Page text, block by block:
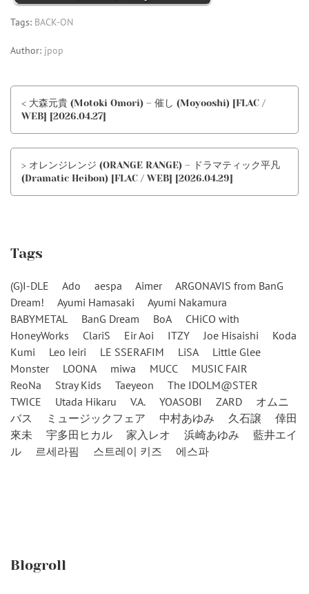
Tags: BACK-ON
Author: jpop
< 大森元貴 (Motoki Omori) – 催し (Moyooshi) [FLAC /
WEB] [2026.04.27]
> オレンジレンジ (ORANGE RANGE) – ドラマティック平凡
(Dramatic Heibon) [FLAC / WEB] [2026.04.29]
Tags
(G)I-DLE Ado aespa Aimer
ARGONAVIS from BanG
Dream!
Ayumi Hamasaki
Ayumi Nakamura
BABYMETAL
BanG Dream BoA
CHiCO with
HoneyWorks
ClariS Eir Aoi ITZY Joe Hisaishi
Koda
Kumi
Leo Ieiri LE SSERAFIM LiSA
Little Glee
Monster
LOONA miwa MUCC
MUSIC FAIR
ReoNa
Stray Kids Taeyeon
The IDOLM@STER
TWICE
Utada Hikaru V.A. YOASOBI ZARD
オムニ
バス
ミュージックフェア 中村あゆみ 久石譲
倖田
來未
宇多田ヒカル 家入レオ 浜崎あゆみ
藍井エイ
ル
르세라핌 스트레이 키즈 에스파
Blogroll